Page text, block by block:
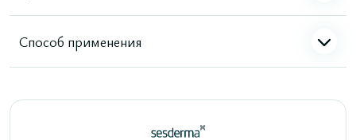
Способ применения